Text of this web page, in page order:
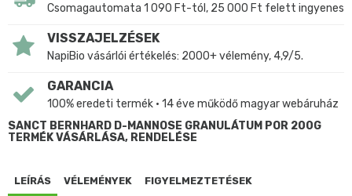
Csomagautomata 1 090 Ft-tól, 25 000 Ft felett ingyenes
VISSZAJELZÉSEK
NapiBio vásárlói értékelés: 2000+ vélemény, 4,9/5.
GARANCIA
100% eredeti termék • 14 éve működő magyar webáruház
SANCT BERNHARD D-MANNOSE GRANULÁTUM POR 200G
TERMÉK VÁSÁRLÁSA, RENDELÉSE
LEÍRÁS VÉLEMÉNYEK FIGYELMEZTETÉSEK